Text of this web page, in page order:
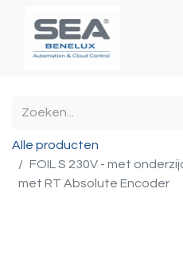
Alle producten
FOIL S 230V - met
met RT Absolute Encoder